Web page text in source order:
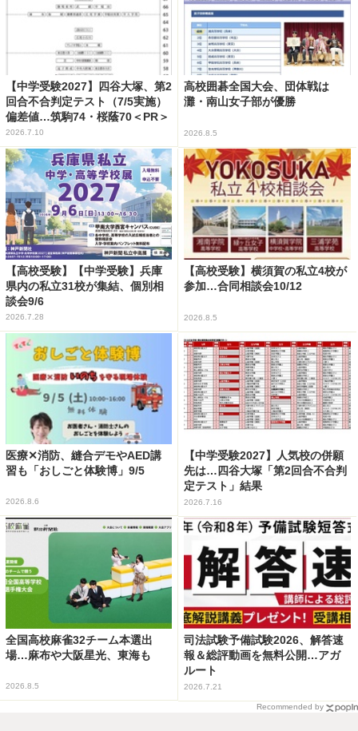
【中学受験2027】四谷大塚、第2
回合不合判定テスト（7/5実施）
偏差値…筑駒74・桜蔭70＜PR＞
2026.7.10
高校囲碁全国大会、団体戦は
灘・南山女子部が優勝
2026.8.5
【高校受験】【中学受験】兵庫
県内の私立31校が集結、個別相
談会9/6
2026.7.28
【高校受験】横須賀の私立4校が
参加…合同相談会10/12
2026.8.5
医療✕消防、縫合デモやAED講
習も「おしごと体験博」9/5
2026.8.6
【中学受験2027】人気校の併願
先は…四谷大塚「第2回合不合判
定テスト」結果
2026.7.16
全国高校麻雀32チーム本選出
場…麻布や大阪星光、東海も
2026.8.5
司法試験予備試験2026、解答速
報＆総評動画を無料公開…アガ
ルート
2026.7.21
Recommended by